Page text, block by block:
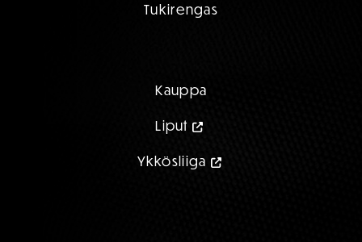
Tukirengas
Kauppa
Liput
Ykkösliiga